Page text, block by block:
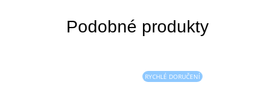
RYCHLÉ DORUČENÍ